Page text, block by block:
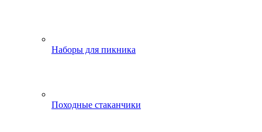
Наборы для пикника
Походные стаканчики